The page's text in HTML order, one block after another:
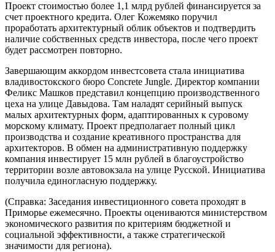
Проект стоимостью более 1,1 млрд рублей финансируется за
счет проектного кредита. Олег Кожемяко поручил
проработать архитектурный облик объектов и подтвердить
наличие собственных средств инвестора, после чего проект
будет рассмотрен повторно.
Завершающим аккордом инвестсовета стала инициатива
владивостокского бюро Concrete Jungle. Директор компании
Феликс Машков представил концепцию производственного
цеха на улице Давыдова. Там наладят серийный выпуск
малых архитектурных форм, адаптированных к суровому
морскому климату. Проект предполагает полный цикл
производства и создание креативного пространства для
архитекторов. В обмен на административную поддержку
компания инвестирует 15 млн рублей в благоустройство
территории возле автовокзала на улице Русской. Инициатива
получила единогласную поддержку.
(Справка: Заседания инвестиционного совета проходят в
Приморье ежемесячно. Проекты оцениваются министерством
экономического развития по критериям бюджетной и
социальной эффективности, а также стратегической
значимости для региона).